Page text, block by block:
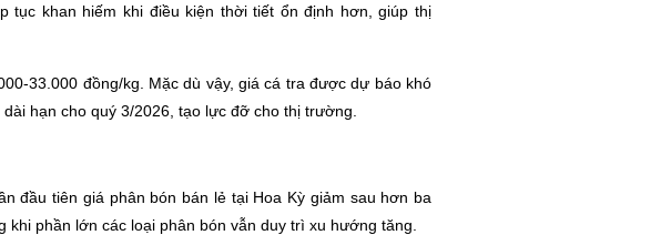
tục khan hiếm khi điều kiện thời tiết ổn định hơn, giúp thị
33.000 đồng/kg. Mặc dù vậy, giá cá tra được dự báo khó
hạn cho quý 3/2026, tạo lực đỡ cho thị trường.
đầu tiên giá phân bón bán lẻ tại Hoa Kỳ giảm sau hơn ba
phần lớn các loại phân bón vẫn duy trì xu hướng tăng.